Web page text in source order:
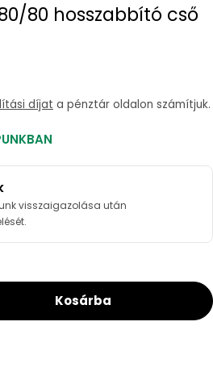
80 hosszabbító cső
díjat a pénztár oldalon számítjuk.
visszaigazolása után
For Ariston PPS/ALU 80/
For Ariston PPS/
Kosárba